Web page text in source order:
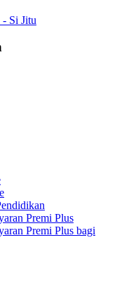
Si Jitu
Premi Plus
Premi Plus bagi